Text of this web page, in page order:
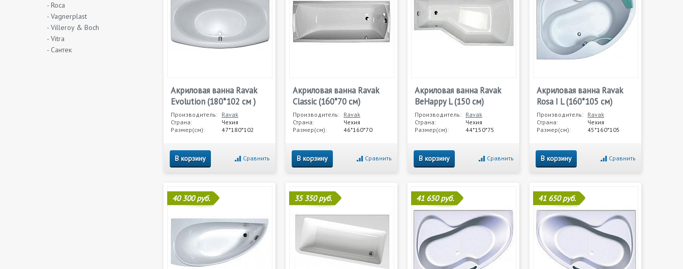
- Roca
- Vagnerplast
- Villeroy & Boch
- Vitra
- Сантек
Акриловая ванна Ravak
Evolution (180*102 см )
Производитель: Ravak
Страна:
Чехия
Размер(см):
47*180*102
В корзину Сравнить
Акриловая ванна Ravak
Classic (160*70 см)
Производитель: Ravak
Страна:
Чехия
Размер(см):
46*160*70
В корзину Сравнить
Акриловая ванна Ravak
BeHappy L (150 см)
Производитель: Ravak
Страна:
Чехия
Размер(см):
44*150*75
В корзину Сравнить
Акриловая ванна Ravak
Rosa I L (160*105 см)
Производитель: Ravak
Страна:
Чехия
Размер(см):
45*160*105
В корзину Сравнить
40 300 руб. 35 350 руб. 41 650 руб. 41 650 руб.